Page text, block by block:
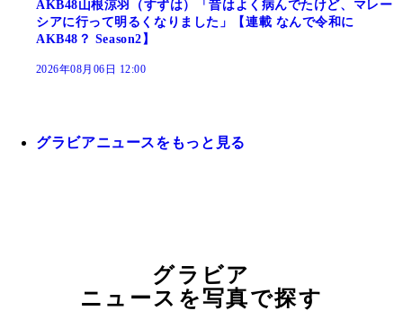
AKB48山根涼羽（すずは）「昔はよく病んでたけど、マレー
シアに行って明るくなりました」【連載 なんで令和に
AKB48？ Season2】
2026年08月06日 12:00
グラビアニュースをもっと見る
グラビア
ニュースを写真で探す